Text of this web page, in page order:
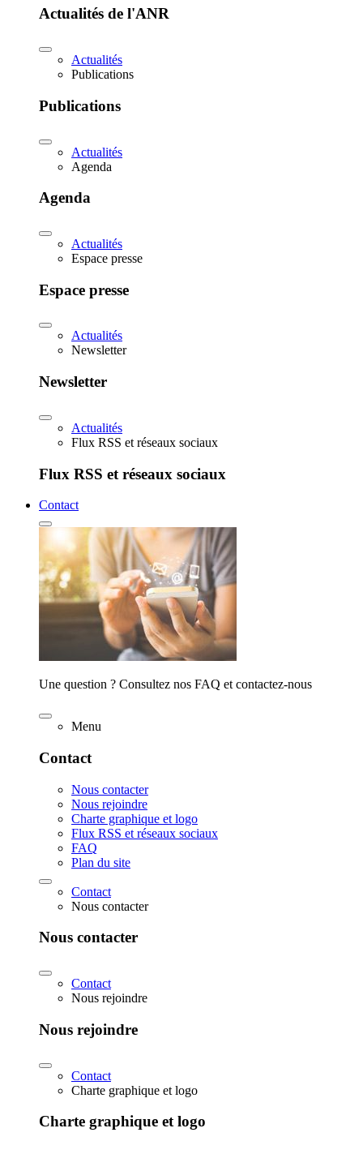
Actualités de l'ANR
Actualités
Publications
Publications
Actualités
Agenda
Agenda
Actualités
Espace presse
Espace presse
Actualités
Newsletter
Newsletter
Actualités
Flux RSS et réseaux sociaux
Flux RSS et réseaux sociaux
Contact
Une question ? Consultez nos FAQ et contactez-nous
Menu
Contact
Nous contacter
Nous rejoindre
Charte graphique et logo
Flux RSS et réseaux sociaux
FAQ
Plan du site
Contact
Nous contacter
Nous contacter
Contact
Nous rejoindre
Nous rejoindre
Contact
Charte graphique et logo
Charte graphique et logo